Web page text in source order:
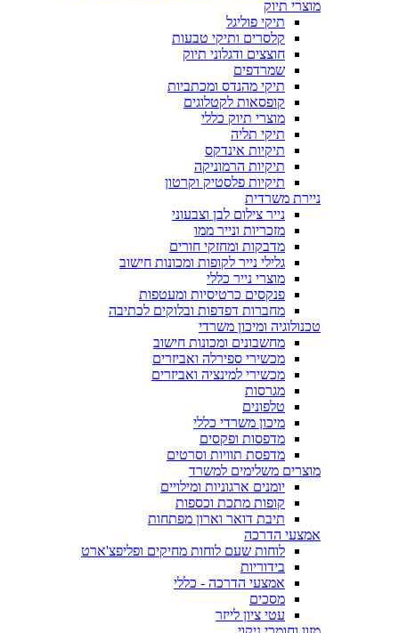
מוצרי תיוק
תיקי פוליגל
קלסרים ותיקי טבעות
חוצצים ודגלוני תיוק
שמרדפים
תיקי מהנדס ומכתביות
קופסאות לקטלוגים
מוצרי תיוק כללי
תיקי תליה
תיקיות אינדקס
תיקיות הרמוניקה
תיקיות פלסטיק וקרטון
ניירת משרדית
נייר צילום לבן וצבעוני
מזכריות ונייר ממו
מדבקות ומחזקי חורים
גלילי נייר לקופות ומכונות חישוב
מוצרי נייר כללי
פנקסים כרטיסיות ומעטפות
מחברות דפדפות ובלוקים לכתיבה
טכנולוגיה ומיכון משרדי
מחשבונים ומכונות חישוב
מכשירי ספירלה ואביזרים
מכשירי למינציה ואביזרים
מגרסות
טלפונים
מיכון משרדי כללי
מדפסות ופקסים
מדפסת תוויות וסרטים
מוצרים משלימים למשרד
יומנים ארגוניות ומילויים
קופות מתכת וכספות
תיבת דואר וארון מפתחות
אמצעי הדרכה
לוחות שעם לוחות מחיקים ופליפצ'ארט
בידוריות
אמצעי הדרכה - כללי
מסכים
עטי ציון לייזר